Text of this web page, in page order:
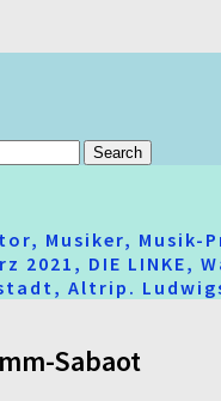
Musiker, Musik-
2021, DIE
Altrip.
Sabaot